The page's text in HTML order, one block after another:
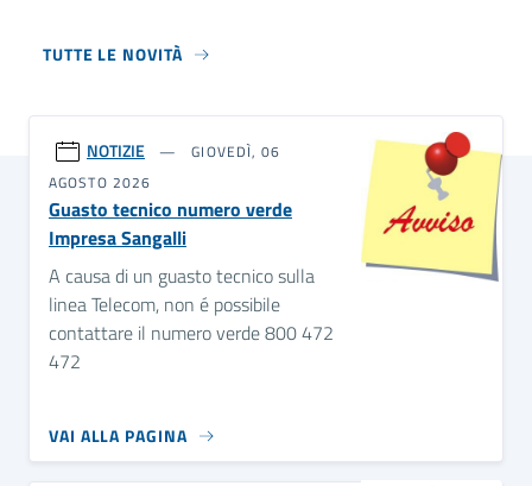
TUTTE LE NOVITÀ
NOTIZIE
GIOVEDÌ, 06
AGOSTO 2026
Guasto tecnico numero verde
Impresa Sangalli
A causa di un guasto tecnico sulla
linea Telecom, non é possibile
contattare il numero verde 800 472
472
VAI ALLA PAGINA